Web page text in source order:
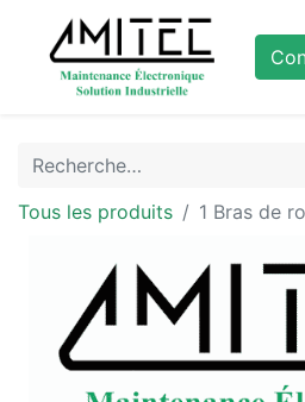
Tous les produits 1 Bras de